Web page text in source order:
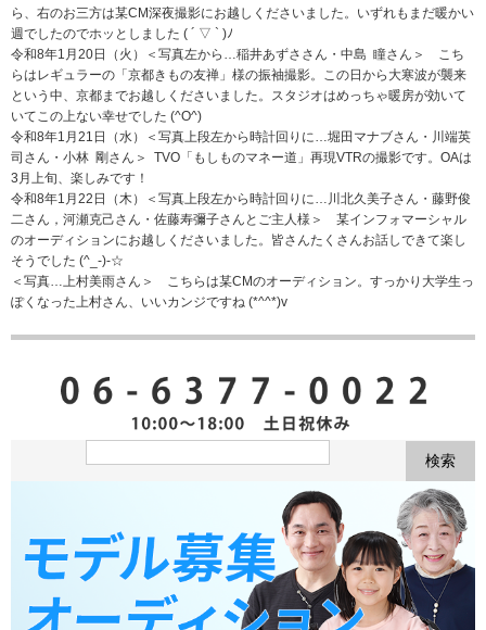
ら、右のお三方は某CM深夜撮影にお越しくださいました。いずれもまだ暖かい
週でしたのでホッとしました ( ´ ▽ ` )ﾉ
令和8年1月20日（火）＜写真左から…稲井あずささん・中島 瞳さん＞ こち
らはレギュラーの「京都きもの友禅」様の振袖撮影。この日から大寒波が襲来
という中、京都までお越しくださいました。スタジオはめっちゃ暖房が効いて
いてこの上ない幸せでした (^O^)
令和8年1月21日（水）＜写真上段左から時計回りに…堀田マナブさん・川端英
司さん・小林 剛さん＞ TVO「もしものマネー道」再現VTRの撮影です。OAは
3月上旬、楽しみです！
令和8年1月22日（木）＜写真上段左から時計回りに…川北久美子さん・藤野俊
二さん，河瀬克己さん・佐藤寿彌子さんとご主人様＞ 某インフォマーシャル
のオーディションにお越しくださいました。皆さんたくさんお話しできて楽し
そうでした (^_-)-☆
＜写真…上村美雨さん＞ こちらは某CMのオーディション。すっかり大学生っ
ぽくなった上村さん、いいカンジですね (*^^*)v